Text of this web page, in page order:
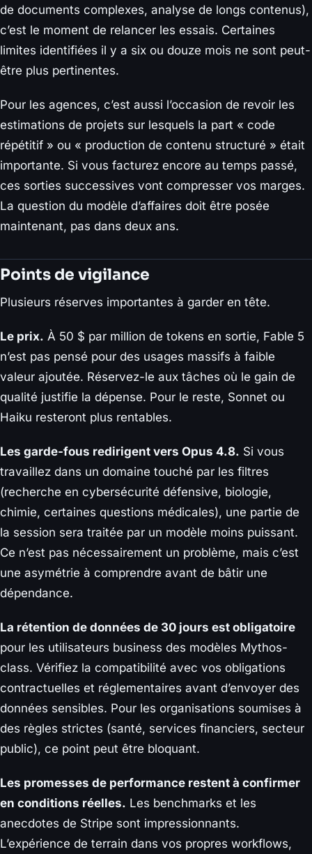
de documents complexes, analyse de longs contenus),
c’est le moment de relancer les essais. Certaines
limites identifiées il y a six ou douze mois ne sont peut-
être plus pertinentes.
Pour les agences, c’est aussi l’occasion de revoir les
estimations de projets sur lesquels la part « code
répétitif » ou « production de contenu structuré » était
importante. Si vous facturez encore au temps passé,
ces sorties successives vont compresser vos marges.
La question du modèle d’affaires doit être posée
maintenant, pas dans deux ans.
Points de vigilance
Plusieurs réserves importantes à garder en tête.
Le prix. À 50 $ par million de tokens en sortie, Fable 5
n’est pas pensé pour des usages massifs à faible
valeur ajoutée. Réservez-le aux tâches où le gain de
qualité justifie la dépense. Pour le reste, Sonnet ou
Haiku resteront plus rentables.
Les garde-fous redirigent vers Opus 4.8. Si vous
travaillez dans un domaine touché par les filtres
(recherche en cybersécurité défensive, biologie,
chimie, certaines questions médicales), une partie de
la session sera traitée par un modèle moins puissant.
Ce n’est pas nécessairement un problème, mais c’est
une asymétrie à comprendre avant de bâtir une
dépendance.
La rétention de données de 30 jours est obligatoire
pour les utilisateurs business des modèles Mythos-
class. Vérifiez la compatibilité avec vos obligations
contractuelles et réglementaires avant d’envoyer des
données sensibles. Pour les organisations soumises à
des règles strictes (santé, services financiers, secteur
public), ce point peut être bloquant.
Les promesses de performance restent à confirmer
en conditions réelles. Les benchmarks et les
anecdotes de Stripe sont impressionnants.
L’expérience de terrain dans vos propres workflows,